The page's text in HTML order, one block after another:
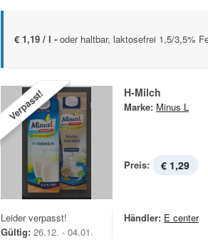
€ 1,19 / l - oder haltbar, laktosefrei 1,5/3,5%
Verpasst! H-Milch
Marke: Minus L
Preis: € 1,29
Leider verpasst!
Gültig: 26.12. - 04.01.
Händler: E center